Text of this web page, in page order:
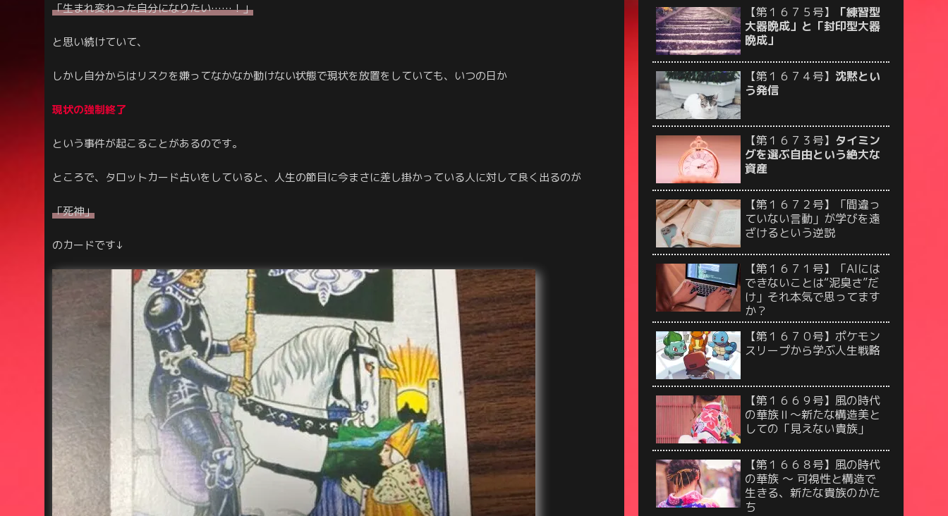
「生まれ変わった自分になりたい……！」
と思い続けていて、
しかし自分からはリスクを嫌ってなかなか動けない状態で現状を放置をしていても、いつの日か
現状の強制終了
という事件が起こることがあるのです。
ところで、タロットカード占いをしていると、人生の節目に今まさに差し掛かっている人に対して良く出るのが
「死神」
のカードです↓
【第１６７５号】
「練習型
大器晩成」と「封印型大器
晩成」
【第１６７４号】 沈黙とい
う発信
【第１６７３号】 タイミン
グを選ぶ自由という絶大な
資産
【第１６７２号】「間違っ
ていない言動」が学びを遠
ざけるという逆説
【第１６７１号】「AIには
できないことは“泥臭さ”だ
け」それ本気で思ってます
か？
【第１６７０号】ポケモン
スリープから学ぶ人生戦略
【第１６６９号】風の時代
の華族Ⅱ〜新たな構造美と
しての「見えない貴族」
【第１６６８号】風の時代
の華族 〜 可視性と構造で
生きる、新たな貴族のかた
ち